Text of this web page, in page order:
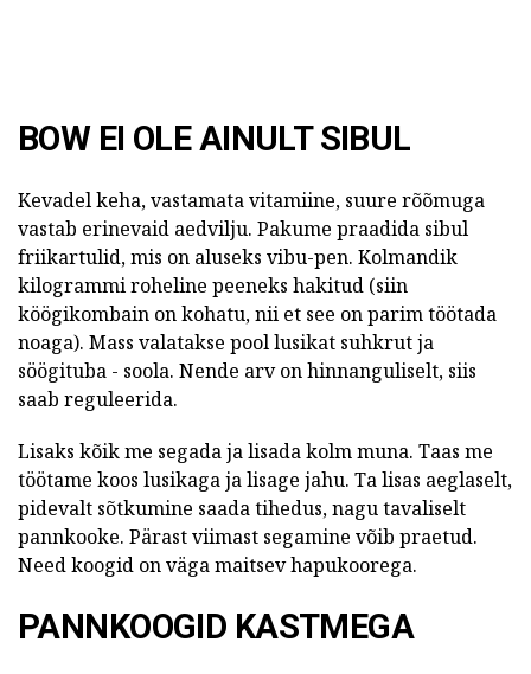
BOW EI OLE AINULT SIBUL
Kevadel keha, vastamata vitamiine, suure rõõmuga
vastab erinevaid aedvilju. Pakume praadida sibul
friikartulid, mis on aluseks vibu-pen. Kolmandik
kilogrammi roheline peeneks hakitud (siin
köögikombain on kohatu, nii et see on parim töötada
noaga). Mass valatakse pool lusikat suhkrut ja
söögituba - soola. Nende arv on hinnanguliselt, siis
saab reguleerida.
Lisaks kõik me segada ja lisada kolm muna. Taas me
töötame koos lusikaga ja lisage jahu. Ta lisas aeglaselt,
pidevalt sõtkumine saada tihedus, nagu tavaliselt
pannkooke. Pärast viimast segamine võib praetud.
Need koogid on väga maitsev hapukoorega.
PANNKOOGID KASTMEGA